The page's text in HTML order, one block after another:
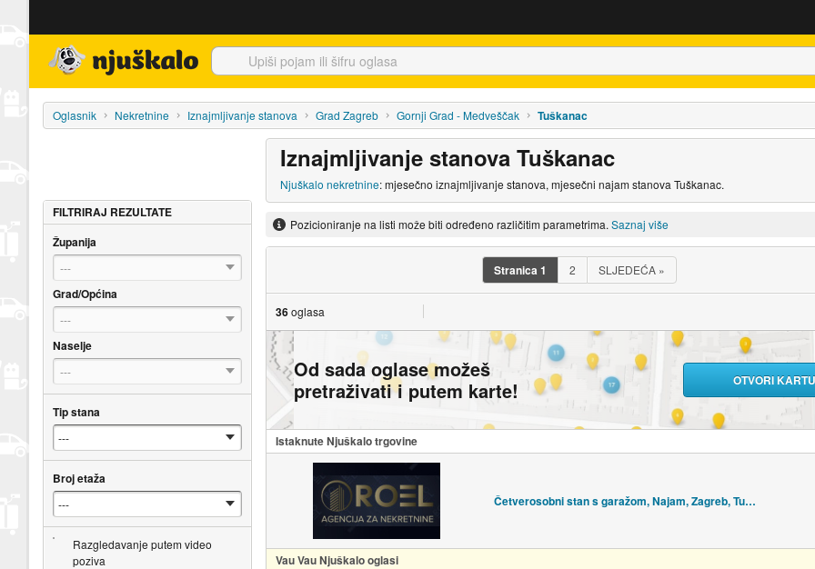
Oglasnik Nekretnine Iznajmljivanje stanova Grad Zagreb Gornji Grad - Medveščak Tuškanac
Iznajmljivanje stanova Tuškanac
Njuškalo nekretnine: mjesečno iznajmljivanje stanova, mjesečni najam stanova Tuškanac.
Pozicioniranje na listi može biti određeno različitim parametrima. Saznaj više
Stranica1 2 SLJEDEĆA »
36oglasa
Od sada oglase možeš
pretraživati i putem karte!
OTVORI KARTU
Istaknute Njuškalo trgovine
Četverosobni stan s garažom, Najam, Zagreb, Tuškanac, NKP 210 m2
Vau Vau Njuškalo oglasi
FILTRIRAJ REZULTATE
Županija
---
Grad/Općina
---
Naselje
---
Tip stana
Broj etaža
Razgledavanje putem video
poziva